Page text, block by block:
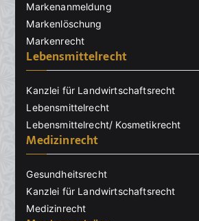
Markenanmeldung
Markenlöschung
Markenrecht
Lebensmittelrecht
Kanzlei für Landwirtschaftsrecht
Lebensmittelrecht
Lebensmittelrecht/ Kosmetikrecht
Medizinrecht
Gesundheitsrecht
Kanzlei für Landwirtschaftsrecht
Medizinrecht